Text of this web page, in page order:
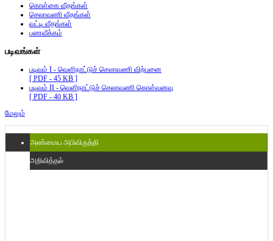
கொள்கை வீதங்கள்
செலாவணி வீதங்கள்
வட்டி வீதங்கள்
பணவீக்கம்
படிவங்கள்
படிவம் I - வெளிநாட்டுச் செலாவணி விற்பனை
[ PDF - 45 KB ]
படிவம் II - வெளிநாட்டுச் செலாவணி கொள்வனவு
[ PDF - 40 KB ]
மேலும்
அண்மைய அபிவிருத்தி
அறிவித்தல்